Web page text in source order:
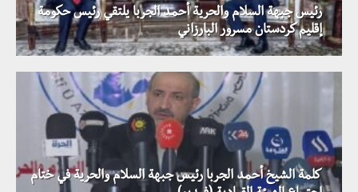
رئيس جبهة السلام والحرية أحمد الجربا يلتقي رئيس حكومة
إقليم كردستان مسرور البارزاني
كلمة الشيخ أحمد الجربا رئيس جبهة السلام والحرية في ختام